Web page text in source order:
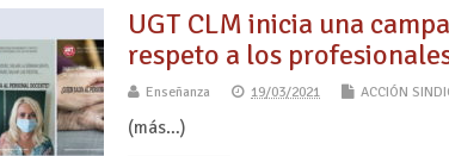
UGT CLM inicia una
respeto a los
Enseñanza 19/03/2021 ACCIÓN
(más…)